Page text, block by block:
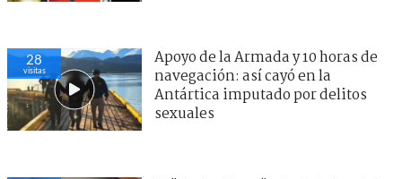
28
visitas
Apoyo de la Armada y 10 horas de
navegación: así cayó en la
Antártica imputado por delitos
sexuales